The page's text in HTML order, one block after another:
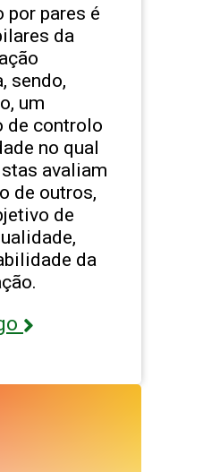
por pares é
da
sendo,
um
de controlo
no qual
avaliam
de outros,
de
da